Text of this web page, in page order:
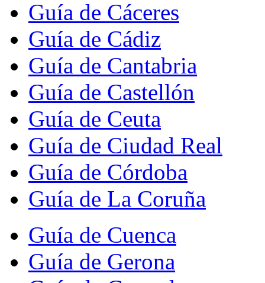
Guía de Cáceres
Guía de Cádiz
Guía de Cantabria
Guía de Castellón
Guía de Ceuta
Guía de Ciudad Real
Guía de Córdoba
Guía de La Coruña
Guía de Cuenca
Guía de Gerona